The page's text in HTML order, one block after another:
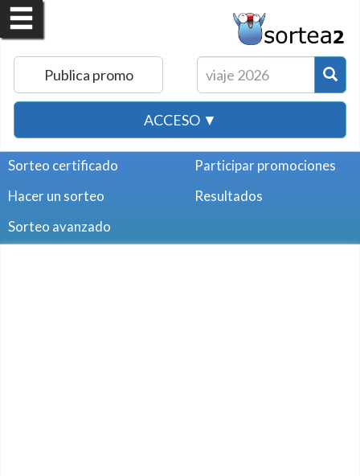
Publica promo
ACCESO ▼
Sorteo certificado
Hacer un sorteo
Sorteo avanzado
Participar promociones
Resultados